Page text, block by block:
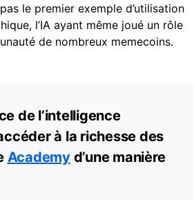
pas le premier exemple d’utilisation
l’IA ayant même joué un rôle
de nombreux memecoins.
de l’intelligence
à la richesse des
Academyd’une manière